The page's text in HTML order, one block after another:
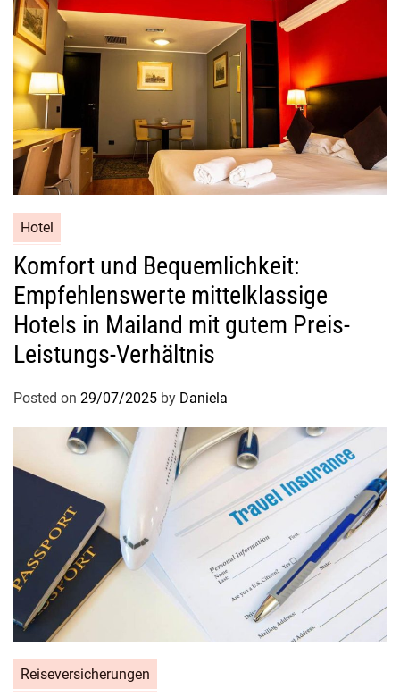
Hotel
Komfort und Bequemlichkeit:
Empfehlenswerte mittelklassige
Hotels in Mailand mit gutem Preis-
Leistungs-Verhältnis
Posted on 29/07/2025 by Daniela
Reiseversicherungen